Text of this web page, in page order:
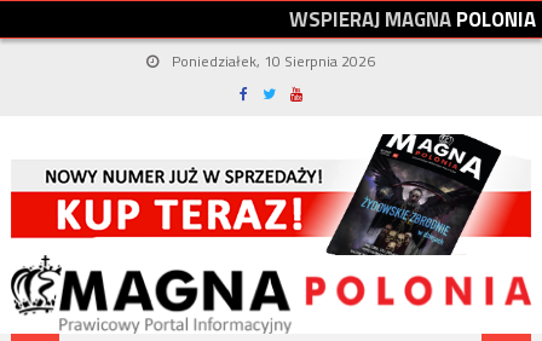
WSPIERAJMAGNAPOLONIA
Poniedziałek, 10 Sierpnia 2026